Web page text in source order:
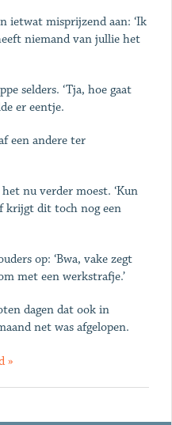
ietwat misprijzend aan: ‘Ik
niemand van jullie het
selders. ‘Tja, hoe gaat
er eentje.
een andere ter
nu verder moest. ‘Kun
krijgt dit toch nog een
op: ‘Bwa, vake zegt
met een werkstrafje.’
dagen dat ook in
net was afgelopen.
»